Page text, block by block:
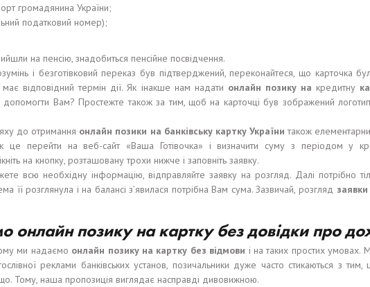
громадянина України;
податковий номер);
на пенсію, знадобиться пенсійне посвідчення.
і безготівковий переказ був підтверджений, переконайтеся, що карточка
відповідний термін дії. Як інакше нам надати онлайн позику на кредитну
допомогти Вам? Простежте також за тим, щоб на карточці був зображений
до отримання онлайн позики на банківську картку Українитакож
це перейти на веб-сайт «Ваша Готівочка» і визначити суму з періодом у
на кнопку, розташовану трохи нижче і заповніть заявку.
всю необхідну інформацію, відправляйте заявку на розгляд. Далі потрібно
її розглянула і на балансі з’явилася потрібна Вам сума. Зазвичай, розгляд
онлайн позику на картку без довідки про
ми надаємо онлайн позику на картку без відмови і на таких простих
реклами банківських установ, позичальники дуже часто стикаються з
Тому, наша пропозиція виглядає насправді дивовижною.